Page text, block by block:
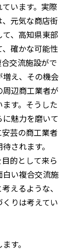
います。実際
元気な商店街
、高知県東部
確かな可能性
交流施設がで
え、その機会
辺商工業者が
す。そうした
魅力を磨いて
芸の商工業者
されます。
的として来ら
い複合交流施
えるような、
りは考えてい
す。